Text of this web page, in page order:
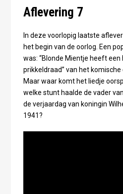
Aflevering 7
In deze voorlopig laatste
het begin van de oorlog. Een
was: “Blonde Mientje heeft een
prikkeldraad” van het komische
Maar waar komt het liedje
welke stunt haalde de vader
de verjaardag van koningin
1941?